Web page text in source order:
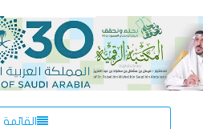
القائمة